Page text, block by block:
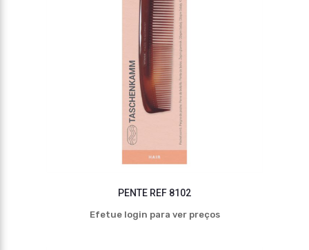
PENTE REF 8102
Efetue login para ver preços